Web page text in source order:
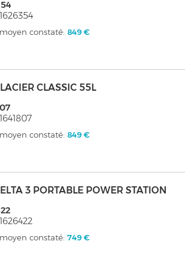
constaté:849 €
CLASSIC 55L
constaté:849 €
3 PORTABLE POWER STATION
constaté:749 €